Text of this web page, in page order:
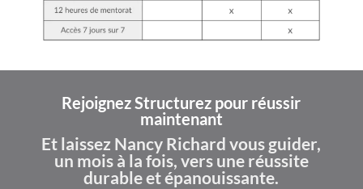
Rejoignez Structurez pour réussir
maintenant
Et laissez Nancy Richard vous guider,
un mois à la fois, vers une réussite
durable et épanouissante.